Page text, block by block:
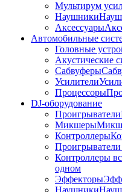
Мультирум
Наушники
Аксессуары
Автомобильные
Головные
Акустические
Сабвуферы
Усилители
Процессоры
DJ-оборудование
Проигрыватели
Микшеры
Контроллеры
Контроллеры
одном
Эффекторы
Наушники